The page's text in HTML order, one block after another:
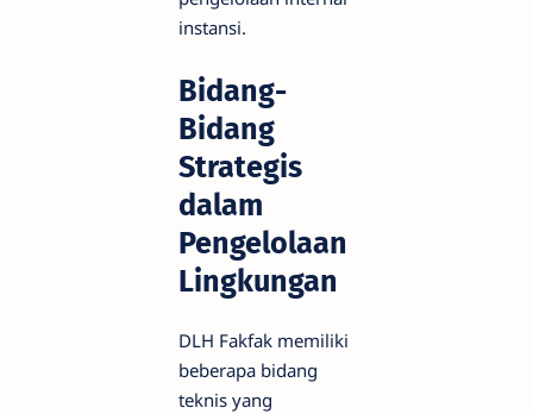
instansi.
Bidang-
Bidang
Strategis
dalam
Pengelolaan
Lingkungan
DLH Fakfak memiliki
beberapa bidang
teknis yang